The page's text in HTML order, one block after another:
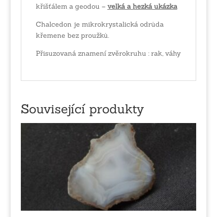
křišťálem a geodou – velká a hezkáukázka
Chalcedon je mikrokrystalická odrůda
křemene bez proužků.
Přisuzovaná znamení zvěrokruhu : rak, váhy
Související produkty